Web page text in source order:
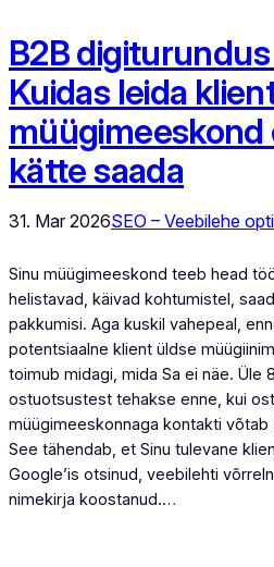
B2B
Kuidas leida
müügimeeskond
kätte saada
31. Mar 2026SEO – Veebilehe
Sinu müügimeeskond teeb head
helistavad, käivad kohtumistel,
pakkumisi. Aga kuskil vahepeal,
potentsiaalne klient üldse
toimub midagi, mida Sa ei näe. Üle
ostuotsustest tehakse enne, kui
müügimeeskonnaga kontakti võtab
See tähendab, et Sinu tulevane
Google’is otsinud, veebilehti
nimekirja koostanud.…